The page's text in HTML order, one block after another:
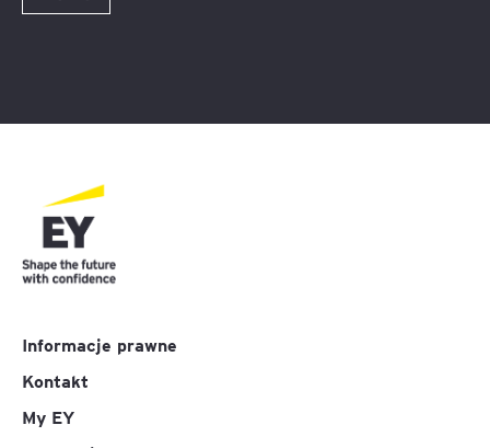
Informacje prawne
Kontakt
My EY